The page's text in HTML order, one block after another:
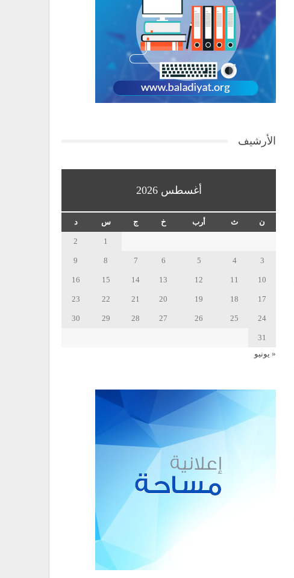
الأرشيف
أغسطس 2026
ن ث أرب خ ج س د
1
2
3
4
5
6
7
8
9
10
11
12
13
14
15
16
17
18
19
20
21
22
23
24
25
26
27
28
29
30
31
« يونيو